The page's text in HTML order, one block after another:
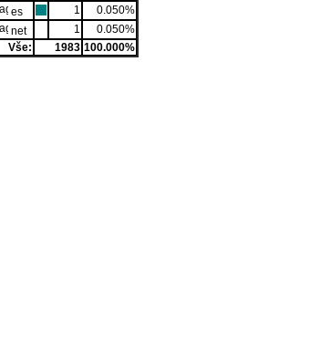
es
1
0.050%
net
1
0.050%
Vše:
1983 100.000%